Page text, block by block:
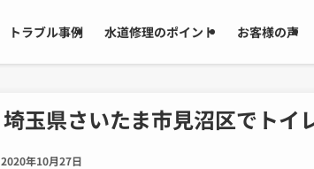
トラブル事例 水道修理のポイント お客様の声
埼玉県さいたま市見沼区でトイ
2020年10月27日